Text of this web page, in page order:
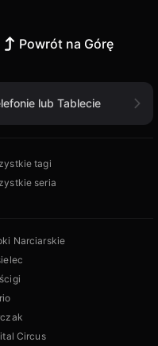
Powrót na Górę
lub Tablecie
tagi
seria
Narciarskie
Circus